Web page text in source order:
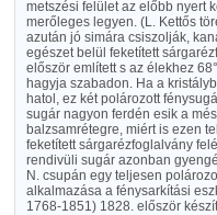
metszési felület az előbb nyert
merőleges legyen. (L. Kettős
azután jó simára csiszolják,
egészet belül feketített
először említett s az élekhez
hagyja szabadon. Ha a
hatol, ez két polározott
sugár nagyon ferdén esik a
balzsamrétegre, miért is ezen
feketített sárgarézfoglalvány
rendivüli sugár azonban
N. csupán egy teljesen
alkalmazása a fénysarkítási
1768-1851) 1828. először